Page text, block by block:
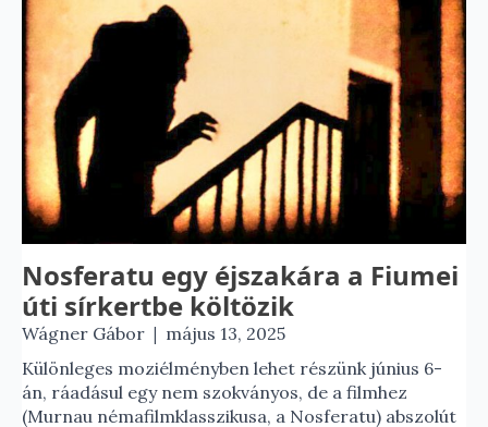
Nosferatu egy éjszakára a Fiumei
úti sírkertbe költözik
Wágner Gábor | május 13, 2025
Különleges moziélményben lehet részünk június 6-
án, ráadásul egy nem szokványos, de a filmhez
(Murnau némafilmklasszikusa, a Nosferatu) abszolút